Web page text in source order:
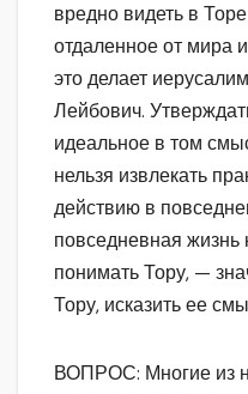
вредно видеть в
отдаленное от мира
это делает
Лейбович.
идеальное в том
нельзя извлекать
действию в
повседневная жизнь
понимать Тору, —
Тору, исказить ее
ВОПРОС: Многие из